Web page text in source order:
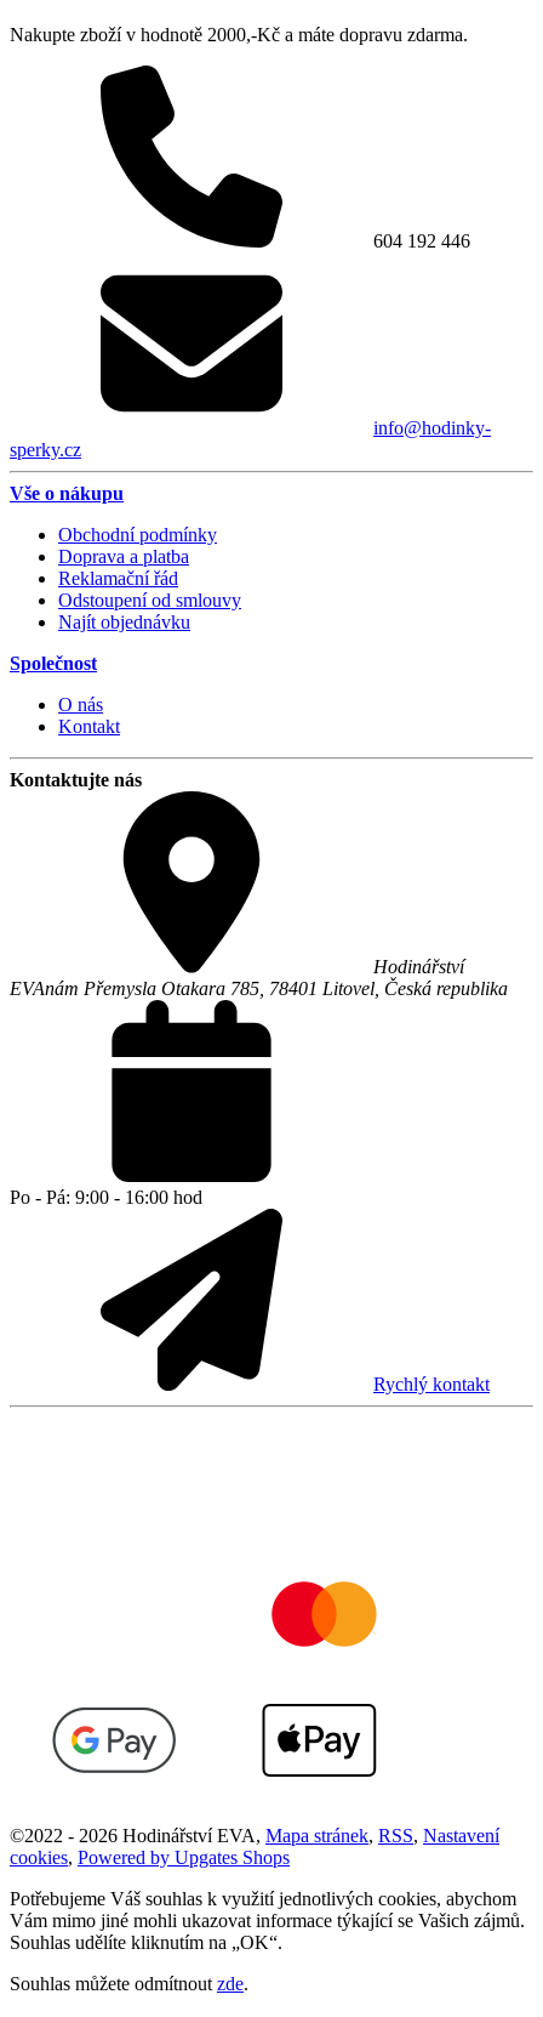
Nakupte zboží v hodnotě 2000,-Kč a máte dopravu zdarma.
604 192 446
info@hodinky-
sperky.cz
Vše o nákupu
Obchodní podmínky
Doprava a platba
Reklamační řád
Odstoupení od smlouvy
Najít objednávku
Společnost
O nás
Kontakt
Kontaktujte nás
Hodinářství
EVAnám Přemysla Otakara 785, 78401 Litovel Česká republika
Po - Pá: 9:00 - 16:00 hod
Rychlý kontakt
©2022 - 2026 Hodinářství EVA, Mapa stránek, RSS, Nastavení
cookies, Powered by Upgates Shops
Potřebujeme Váš souhlas k využití jednotlivých cookies, abychom
Vám mimo jiné mohli ukazovat informace týkající se Vašich zájmů.
Souhlas udělíte kliknutím na „OK“.
Souhlas můžete odmítnout zde.